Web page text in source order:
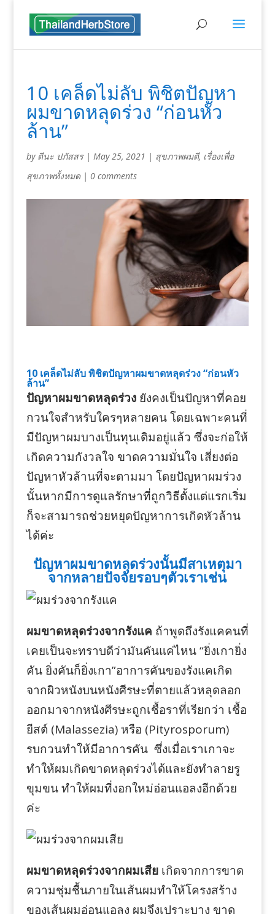
10 เคล็ดไม่ลับ พิชิตปัญหา
ผมขาดหลุดร่วง “ก่อนหัว
ล้าน”
by ดีนะ ปภัสสร| May 25, 2021 | สุขภาพผมดี, เรื่องเพื่อ
สุขภาพทั้งหมด| 0 comments
10 เคล็ดไม่ลับ พิชิตปัญหาผมขาดหลุดร่วง “ก่อนหัว
ล้าน”
ปัญหาผมขาดหลุดร่วงยังคงเป็นปัญหาที่คอย
กวนใจสำหรับใครๆหลายคน โดยเฉพาะคนที่
มีปัญหาผมบางเป็นทุนเดิมอยู่แล้ว ซึ่งจะก่อให้
เกิดความกังวลใจ ขาดความมั่นใจ เสี่ยงต่อ
ปัญหาหัวล้านที่จะตามมา โดยปัญหาผมร่วง
นั้นหากมีการดูแลรักษาที่ถูกวิธีตั้งแต่แรกเริ่ม
ก็จะสามารถช่วยหยุดปัญหาการเกิดหัวล้าน
ได้ค่ะ
ปัญหาผมขาดหลุดร่วงนั้นมีสาเหตุมา
จากหลายปัจจัยรอบๆตัวเราเช่น
ผมขาดหลุดร่วงจากรังแค ถ้าพูดถึงรังแคคนที่
เคยเป็นจะทราบดีว่ามันคันแค่ไหน “ยิ่งเกายิ่ง
คัน ยิ่งคันก็ยิ่งเกา”อาการคันของรังแคเกิด
จากผิวหนังบนหนังศีรษะที่ตายแล้วหลุดลอก
ออกมาจากหนังศีรษะถูกเชื้อราที่เรียกว่า เชื้อ
ยีสต์ (Malassezia) หรือ (Pityrosporum)
รบกวนทำให้มีอาการคัน ซึ่งเมื่อเราเกาจะ
ทำให้ผมเกิดขาดหลุดร่วงได้และยังทำลายรู
ขุมขน ทำให้ผมที่งอกใหม่อ่อนแอลงอีกด้วย
ค่ะ
ผมขาดหลุดร่วงจากผมเสีย เกิดจากการขาด
ความชุ่มชื้นภายในเส้นผมทำให้โครงสร้าง
ของเส้นผมอ่อนแอลง ผมจึงเปราะบาง ขาด